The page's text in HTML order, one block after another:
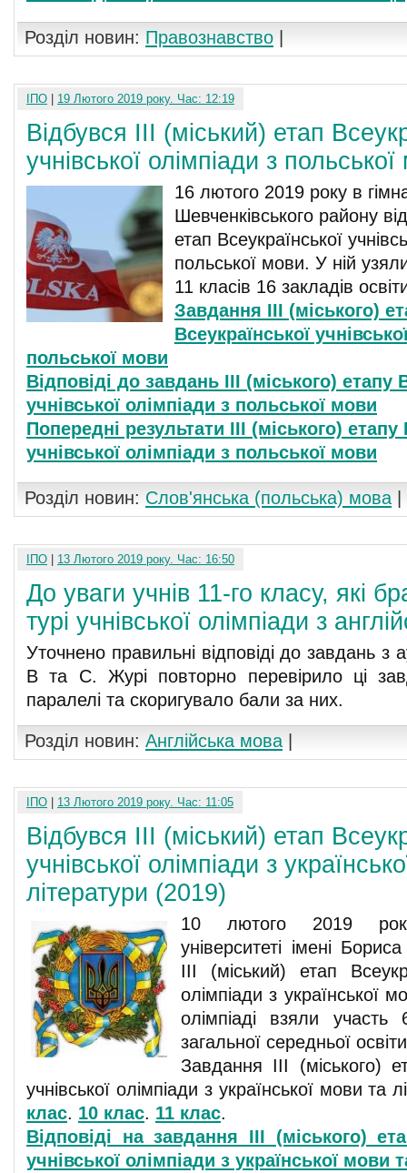
Розділ новин: Правознавство
ІПО 19 Лютого 2019 року. Час: 12:19
Відбувся III (міський) етап
учнівської олімпіади з
16 лютого 2019 року в
Шевченківського району
етап Всеукраїнської
польської мови. У ній
11 класів 16 закладів
Завдання III (міського)
Всеукраїнської
польської мови
Відповіді до завдань III (міського) етапу
учнівської олімпіади з польської мови
Попередні результати III (міського) етапу
учнівської олімпіади з польської мови
Розділ новин: Слов'янська (польська) мова
ІПО 13 Лютого 2019 року. Час: 16:50
До уваги учнів 11-го класу, які
турі учнівської олімпіади з
Уточнено правильні відповіді до завдань з
B та C. Журі повторно перевірило ці
паралелі та скоригувало бали за них.
Розділ новин: Англійська мова
ІПО 13 Лютого 2019 року. Час: 11:05
Відбувся ІІІ (міський) етап
учнівської олімпіади з
літератури (2019)
10 лютого 2019
університеті імені
ІІІ (міський) етап
олімпіади з української
олімпіаді взяли участь
загальної середньої
Завдання ІІІ (міського)
учнівської олімпіади з української мови та
клас. 10 клас. 11 клас.
Відповіді на завдання ІІІ (міського)
учнівської олімпіади з української мови